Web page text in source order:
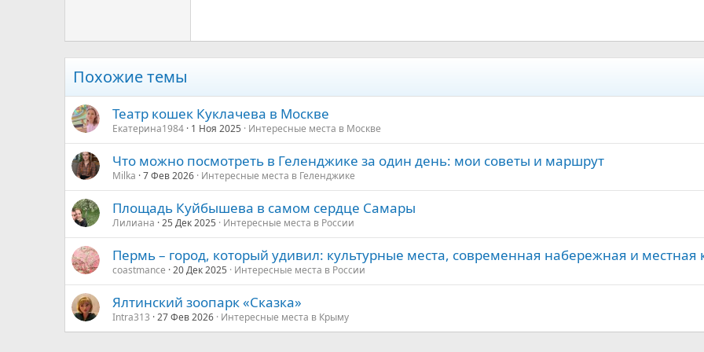
Похожие темы
Театр кошек Куклачева в Москве
Екатерина1984 1 Ноя 2025 Интересные места в Москве
Что можно посмотреть в Геленджике за один день: мои советы и маршрут
Milka 7 Фев 2026 Интересные места в Геленджике
Площадь Куйбышева в самом сердце Самары
Лилиана 25 Дек 2025 Интересные места в России
Пермь – город, который удивил: культурные места, современная набережная и местная
coastmance 20 Дек 2025 Интересные места в России
Ялтинский зоопарк «Сказка»
Intra313 27 Фев 2026 Интересные места в Крыму